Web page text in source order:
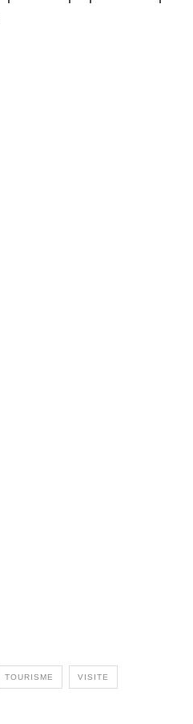
TOURISME VISITE